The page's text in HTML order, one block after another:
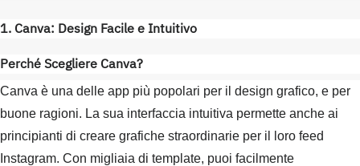
1. Canva: Design Facile e Intuitivo
Perché Scegliere Canva?
Canva è una delle app più popolari per il design grafico, e per
buone ragioni. La sua interfaccia intuitiva permette anche ai
principianti di creare grafiche straordinarie per il loro feed
Instagram. Con migliaia di template, puoi facilmente